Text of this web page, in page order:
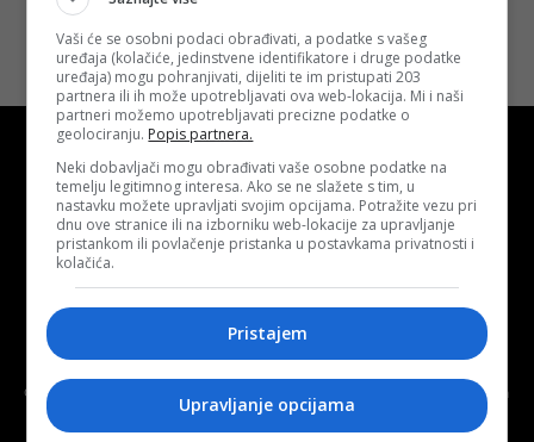
Kontakt O nama Marketing
Uslovi korištenja Terms of use
Politika kolačića (eng. cookies)
Copyright © 2026 D.S.O. PROMUS TUZLA. Developed by:
Futura
Multimedia d.o.o. Tuzla
Vaši će se osobni podaci obrađivati, a podatke s vašeg
uređaja (kolačiće, jedinstvene identifikatore i druge podatke
uređaja) mogu pohranjivati, dijeliti te im pristupati 203
partnera ili ih može upotrebljavati ova web-lokacija. Mi i naši
partneri možemo upotrebljavati precizne podatke o
geolociranju. Popis partnera.
Neki dobavljači mogu obrađivati vaše osobne podatke na
temelju legitimnog interesa. Ako se ne slažete s tim, u
nastavku možete upravljati svojim opcijama. Potražite vezu pri
dnu ove stranice ili na izborniku web-lokacije za upravljanje
pristankom ili povlačenje pristanka u postavkama privatnosti i
kolačića.
Pristajem
Upravljanje opcijama